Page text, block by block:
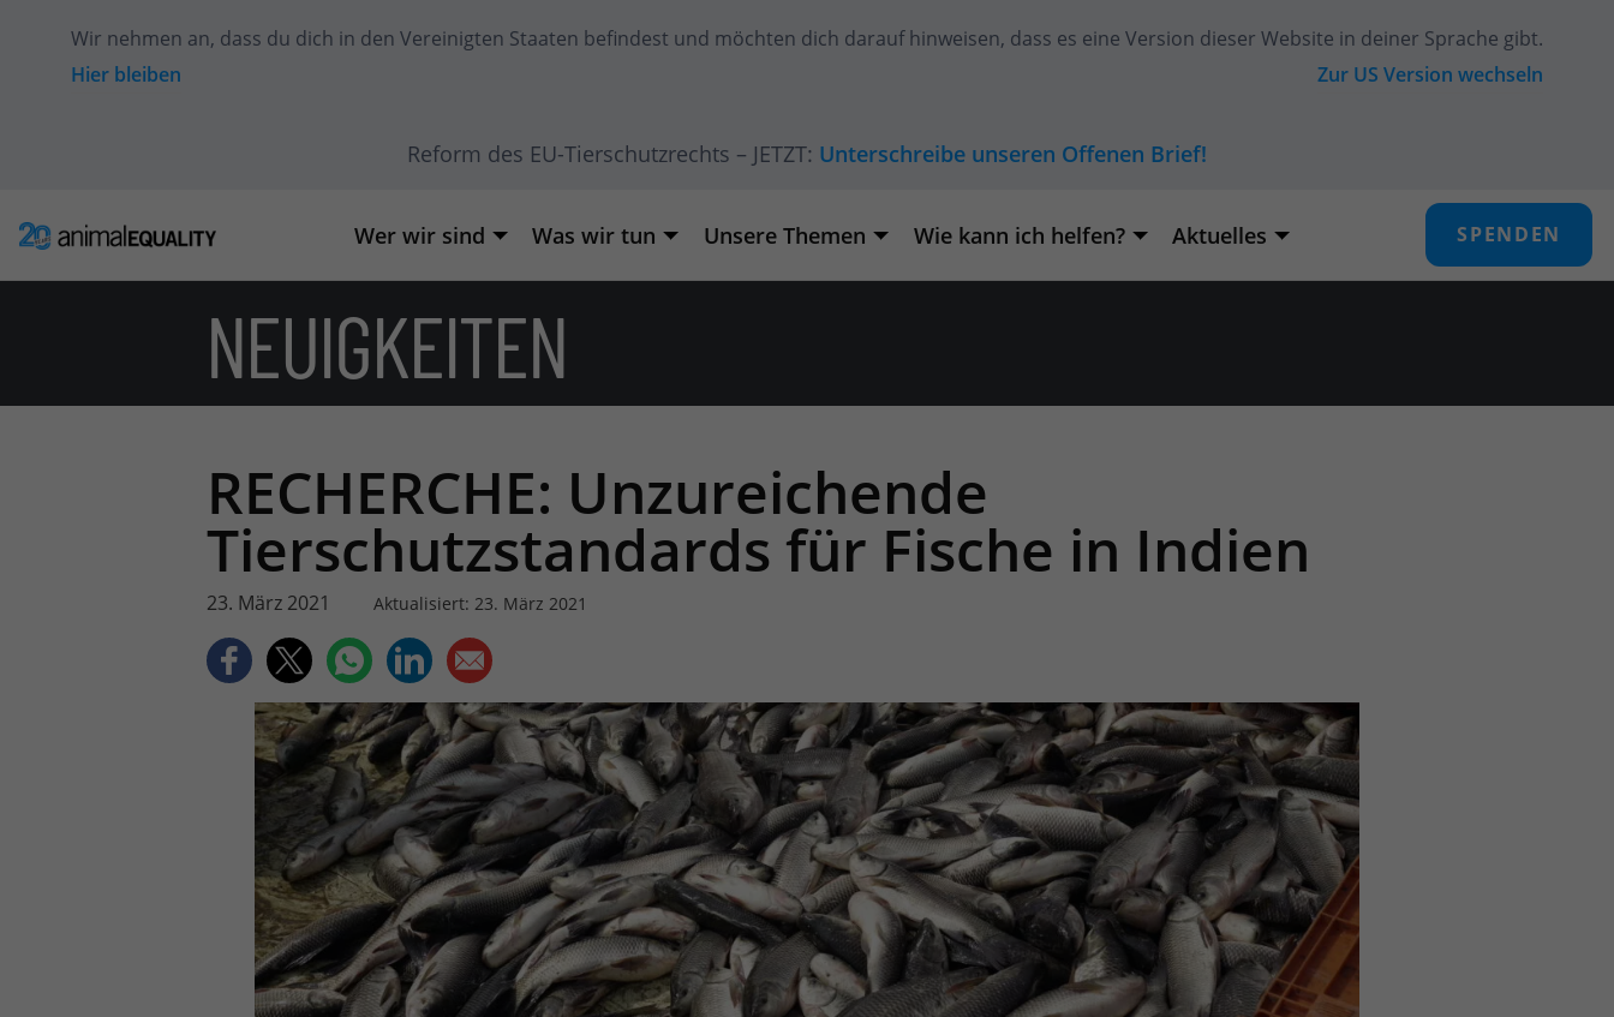
Wir nehmen an, dass du dich in den Vereinigten Staaten befindest und möchten dich darauf hinweisen, dass es eine Version dieser Website in deiner Sprache gibt.
Hier bleiben
Zur US Version wechseln
Reform des EU-Tierschutzrechts – JETZT: Unterschreibe unseren Offenen Brief!
Wer wir sind Was wir tun Unsere Themen Wie kann ich helfen? Aktuelles SPENDEN
NEUIGKEITEN
RECHERCHE: Unzureichende
Tierschutzstandards für Fische in Indien
23. März 2021 Aktualisiert: 23. März 2021